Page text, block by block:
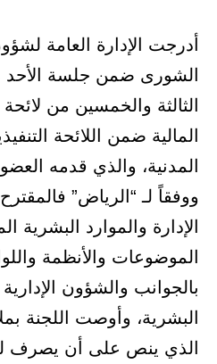
أدرجت الإدارة العامة
الشورى ضمن جلسة الأحد
الثالثة والخمسين من
المالية ضمن اللائحة
المدنية، والذي قدمه
ووفقاً لـ “الرياض”
الإدارة والموارد البشرية
الموضوعات والأنظمة
بالجوانب والشؤون الإدارية
البشرية، وأوصت اللجنة
الذي ينص على أن يصرف